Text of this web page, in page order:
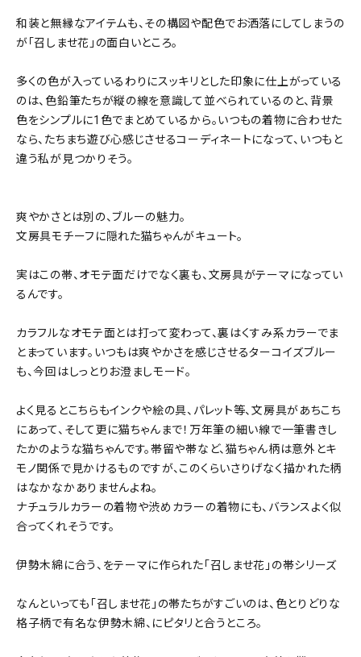
和装と無縁なアイテムも、その構図や配色でお洒落にしてしまうの
が「召しませ花」の面白いところ。
多くの色が入っているわりにスッキリとした印象に仕上がっている
のは、色鉛筆たちが縦の線を意識して並べられているのと、背景
色をシンプルに1色でまとめているから。いつもの着物に合わせた
なら、たちまち遊び心感じさせるコーディネートになって、いつもと
違う私が見つかりそう。
爽やかさとは別の、ブルーの魅力。
文房具モチーフに隠れた猫ちゃんがキュート。
実はこの帯、オモテ面だけでなく裏も、文房具がテーマになってい
るんです。
カラフルなオモテ面とは打って変わって、裏はくすみ系カラーでま
とまっています。いつもは爽やかさを感じさせるターコイズブルー
も、今回はしっとりお澄ましモード。
よく見るとこちらもインクや絵の具、パレット等、文房具があちこち
にあって、そして更に猫ちゃんまで！万年筆の細い線で一筆書きし
たかのような猫ちゃんです。帯留や帯など、猫ちゃん柄は意外とキ
モノ関係で見かけるものですが、このくらいさりげなく描かれた柄
はなかなかありませんよね。
ナチュラルカラーの着物や渋めカラーの着物にも、バランスよく似
合ってくれそうです。
伊勢木綿に合う、をテーマに作られた「召しませ花」の帯シリーズ
なんといっても「召しませ花」の帯たちがすごいのは、色とりどりな
格子柄で有名な伊勢木綿、にピタリと合うところ。